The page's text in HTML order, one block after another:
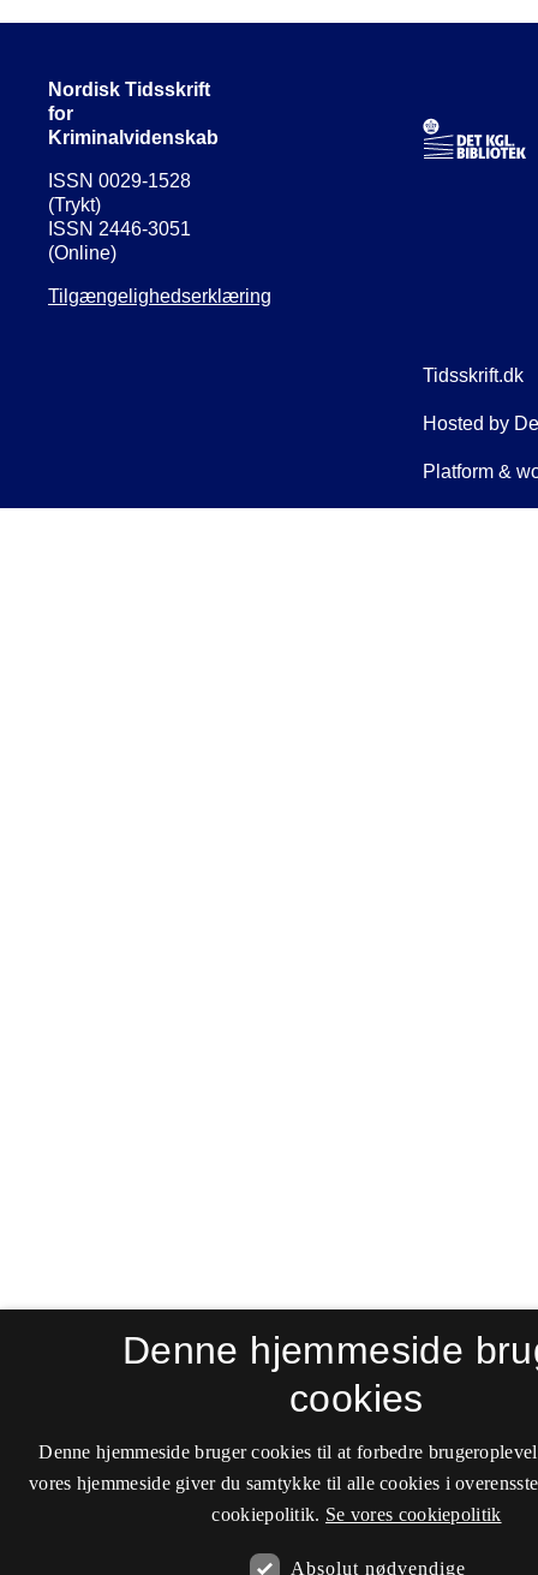
Nordisk Tidsskrift
for
Kriminalvidenskab
ISSN 0029-1528
(Trykt)
ISSN 2446-3051
(Online)
Tilgængelighedserklæring
Denne hjemmeside
cookies
Denne hjemmeside bruger cookies til at forbedre
vores hjemmeside giver du samtykke til alle cookies i
cookiepolitik. Se vores cookiepolitik
Absolut nødvendige